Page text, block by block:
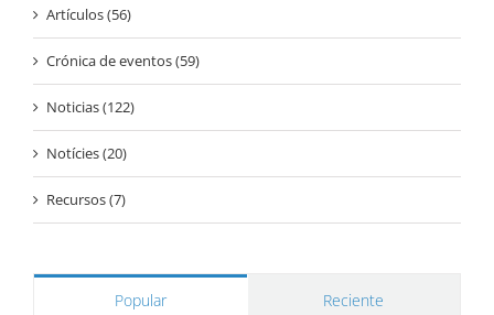
Artículos (56)
Crónica de eventos (59)
Noticias (122)
Notícies (20)
Recursos (7)
Popular Reciente